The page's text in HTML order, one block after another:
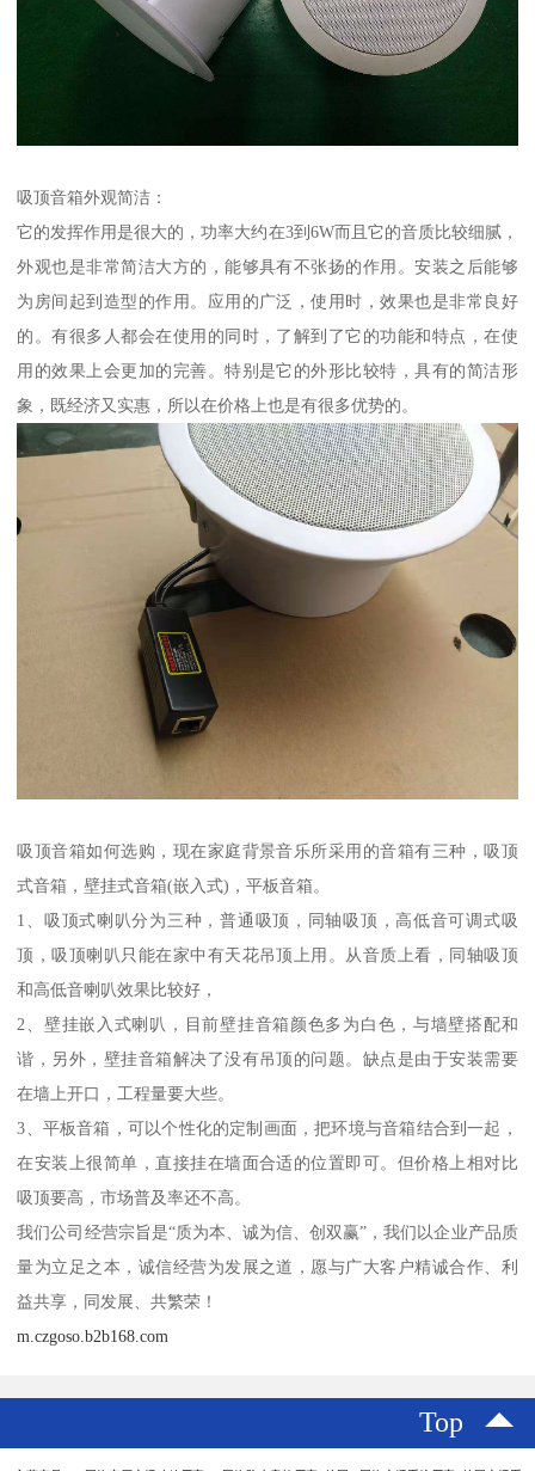
吸顶音箱外观简洁：
它的发挥作用是很大的，功率大约在3到6W而且它的音质比较细腻，
外观也是非常简洁大方的，能够具有不张扬的作用。安装之后能够
为房间起到造型的作用。应用的广泛，使用时，效果也是非常良好
的。有很多人都会在使用的同时，了解到了它的功能和特点，在使
用的效果上会更加的完善。特别是它的外形比较特，具有的简洁形
象，既经济又实惠，所以在价格上也是有很多优势的。
吸顶音箱如何选购，现在家庭背景音乐所采用的音箱有三种，吸顶
式音箱，壁挂式音箱(嵌入式)，平板音箱。
1、吸顶式喇叭分为三种，普通吸顶，同轴吸顶，高低音可调式吸
顶，吸顶喇叭只能在家中有天花吊顶上用。从音质上看，同轴吸顶
和高低音喇叭效果比较好，
2、壁挂嵌入式喇叭，目前壁挂音箱颜色多为白色，与墙壁搭配和
谐，另外，壁挂音箱解决了没有吊顶的问题。缺点是由于安装需要
在墙上开口，工程量要大些。
3、平板音箱，可以个性化的定制画面，把环境与音箱结合到一起，
在安装上很简单，直接挂在墙面合适的位置即可。但价格上相对比
吸顶要高，市场普及率还不高。
我们公司经营宗旨是“质为本、诚为信、创双赢”，我们以企业产品质
量为立足之本，诚信经营为发展之道，愿与广大客户精诚合作、利
益共享，同发展、共繁荣！
m.czgoso.b2b168.com
Top